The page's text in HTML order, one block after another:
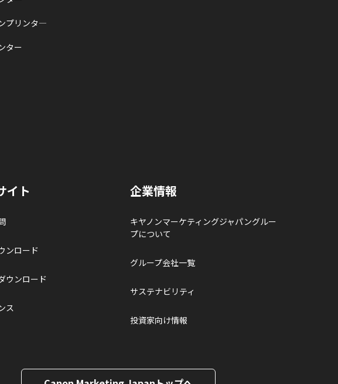
プリンタ―
ター
イト
ンロード
ウンロード
ス
企業情報
キヤノンマーケティングジャパングルー
プについて
グループ会社一覧
サステナビリティ
投資家向け情報